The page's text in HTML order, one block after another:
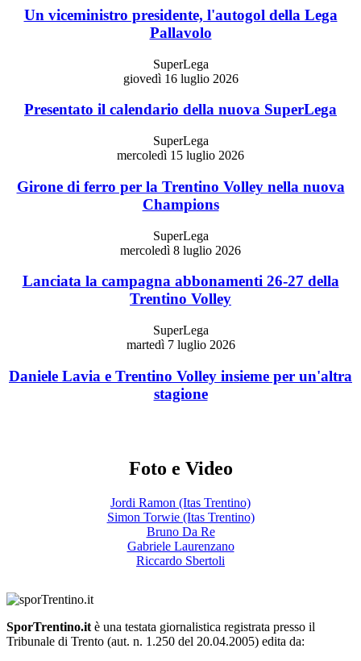
Un viceministro presidente, l'autogol della Lega
Pallavolo
SuperLega
giovedì 16 luglio 2026
Presentato il calendario della nuova SuperLega
SuperLega
mercoledì 15 luglio 2026
Girone di ferro per la Trentino Volley nella nuova
Champions
SuperLega
mercoledì 8 luglio 2026
Lanciata la campagna abbonamenti 26-27 della
Trentino Volley
SuperLega
martedì 7 luglio 2026
Daniele Lavia e Trentino Volley insieme per un'altra
stagione
Foto e Video
Jordi Ramon (Itas Trentino)
Simon Torwie (Itas Trentino)
Bruno Da Re
Gabriele Laurenzano
Riccardo Sbertoli
SporTrentino.it è una testata giornalistica registrata presso il
Tribunale di Trento (aut. n. 1.250 del 20.04.2005) edita da: